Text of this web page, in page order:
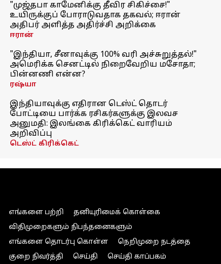
"முஜ்தபா காமேனிக்கு தீவிர சிகிச்சை!"
உயிருக்குப் போராடுவதாக தகவல்; ஈரான்
அதிபர் அளித்த அதிர்ச்சி அறிக்கை
ஈரான்
"இந்தியா, சீனாவுக்கு 100% வரி அச்சுறுத்தல்!"
அமெரிக்க செனட்டில் நிறைவேறிய மசோதா;
பின்னணி என்ன?
ரஷ்யா
இந்தியாவுக்கு எதிரான டெஸ்ட் தொடர்
போட்டியை பார்க்க ரசிகர்களுக்கு இலவச
அனுமதி: இலங்கை கிரிக்கெட் வாரியம்
அறிவிப்பு
டெஸ்ட் கிரிக்கெட்
எங்களை பற்றி
தனியுரிமைக் கொள்கை
விதிமுறைகளும் நிபந்தனைகளும்
எங்களை தொடர்பு கொள்ள
நெறிமுறை நடத்தை
குறை நிவர்த்தி
செய்தி செய்தி காப்பகம்